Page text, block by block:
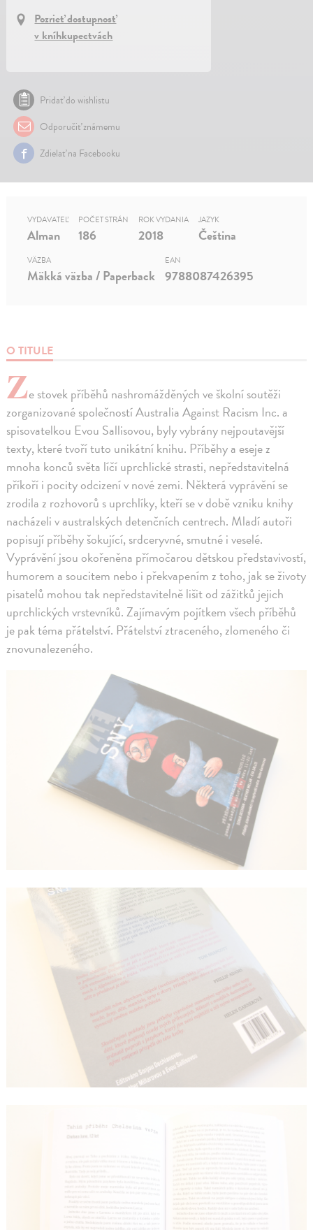
Pozrieť dostupnosť
v kníhkupectvách
Pridať do wishlistu
Odporučiť známemu
Zdielať na Facebooku
O TITULE
Ze stovek příběhů nashromážděných ve školní soutěži
zorganizované společností Australia Against Racism Inc. a
spisovatelkou Evou Sallisovou, byly vybrány nejpoutavější
texty, které tvoří tuto unikátní knihu. Příběhy a eseje z
mnoha konců světa líčí uprchlické strasti, nepředstavitelná
příkoří i pocity odcizení v nové zemi. Některá vyprávění se
zrodila z rozhovorů s uprchlíky, kteří se v době vzniku knihy
nacházeli v australských detenčních centrech. Mladí autoři
popisují příběhy šokující, srdceryvné, smutné i veselé.
Vyprávění jsou okořeněna přímočarou dětskou představivostí,
humorem a soucitem nebo i překvapením z toho, jak se životy
pisatelů mohou tak nepředstavitelně lišit od zážitků jejich
uprchlických vrstevníků. Zajímavým pojítkem všech příběhů
je pak téma přátelství. Přátelství ztraceného, zlomeného či
znovunalezeného.
VYDAVATEĽ
Alman
POČET STRÁN
186
ROK VYDANIA
2018
JAZYK
Čeština
VÄZBA
Mäkká väzba / Paperback
EAN
9788087426395